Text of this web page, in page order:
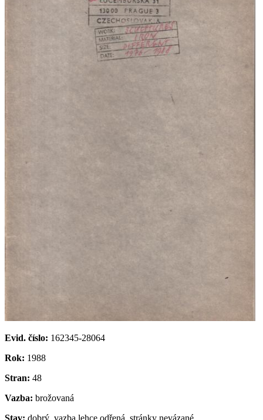
Evid. číslo: 162345-28064
Rok: 1988
Stran: 48
Vazba: brožovaná